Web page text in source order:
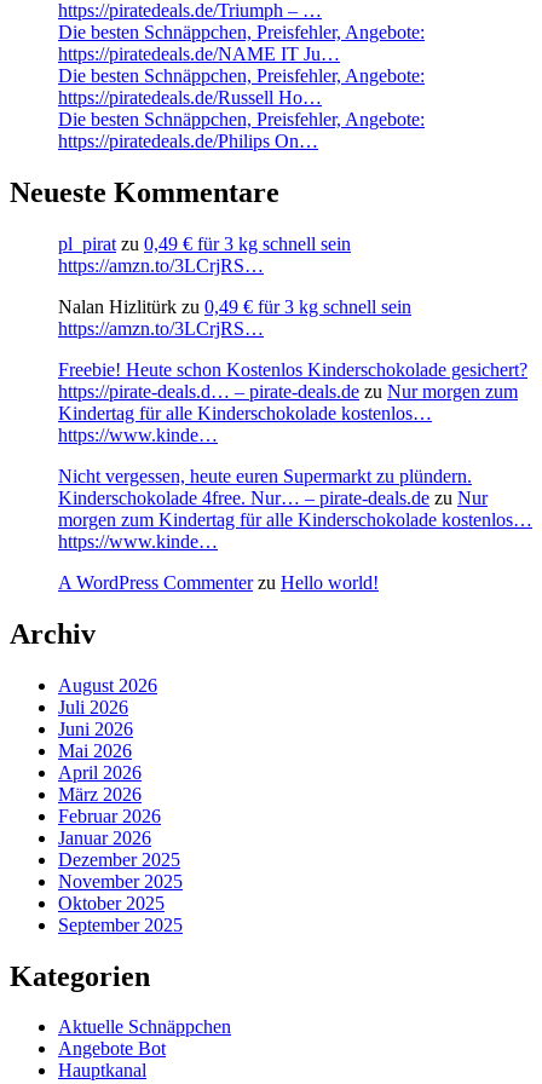
https://piratedeals.de/Triumph – …
Die besten Schnäppchen, Preisfehler, Angebote:
https://piratedeals.de/NAME IT Ju…
Die besten Schnäppchen, Preisfehler, Angebote:
https://piratedeals.de/Russell Ho…
Die besten Schnäppchen, Preisfehler, Angebote:
https://piratedeals.de/Philips On…
Neueste Kommentare
pl_pirat zu 0,49 € für 3 kg schnell sein
https://amzn.to/3LCrjRS…
Nalan Hizlitürk zu 0,49 € für 3 kg schnell sein
https://amzn.to/3LCrjRS…
Freebie! Heute schon Kostenlos Kinderschokolade gesichert?
https://pirate-deals.d… – pirate-deals.de zu Nur morgen zum
Kindertag für alle Kinderschokolade kostenlos…
https://www.kinde…
Nicht vergessen, heute euren Supermarkt zu plündern.
Kinderschokolade 4free. Nur… – pirate-deals.de zu Nur
morgen zum Kindertag für alle Kinderschokolade kostenlos…
https://www.kinde…
A WordPress Commenterzu Hello world!
Archiv
August 2026
Juli 2026
Juni 2026
Mai 2026
April 2026
März 2026
Februar 2026
Januar 2026
Dezember 2025
November 2025
Oktober 2025
September 2025
Kategorien
Aktuelle Schnäppchen
Angebote Bot
Hauptkanal